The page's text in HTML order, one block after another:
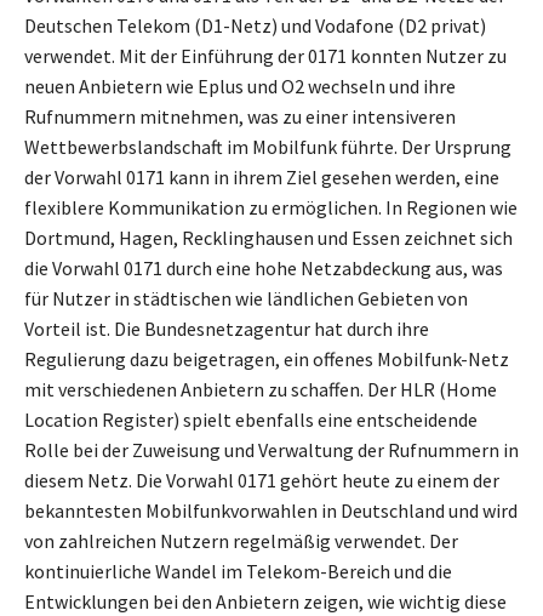
Deutschen Telekom (D1-Netz) und Vodafone (D2 privat)
verwendet. Mit der Einführung der 0171 konnten Nutzer zu
neuen Anbietern wie Eplus und O2 wechseln und ihre
Rufnummern mitnehmen, was zu einer intensiveren
Wettbewerbslandschaft im Mobilfunk führte. Der Ursprung
der Vorwahl 0171 kann in ihrem Ziel gesehen werden, eine
flexiblere Kommunikation zu ermöglichen. In Regionen wie
Dortmund, Hagen, Recklinghausen und Essen zeichnet sich
die Vorwahl 0171 durch eine hohe Netzabdeckung aus, was
für Nutzer in städtischen wie ländlichen Gebieten von
Vorteil ist. Die Bundesnetzagentur hat durch ihre
Regulierung dazu beigetragen, ein offenes Mobilfunk-Netz
mit verschiedenen Anbietern zu schaffen. Der HLR (Home
Location Register) spielt ebenfalls eine entscheidende
Rolle bei der Zuweisung und Verwaltung der Rufnummern in
diesem Netz. Die Vorwahl 0171 gehört heute zu einem der
bekanntesten Mobilfunkvorwahlen in Deutschland und wird
von zahlreichen Nutzern regelmäßig verwendet. Der
kontinuierliche Wandel im Telekom-Bereich und die
Entwicklungen bei den Anbietern zeigen, wie wichtig diese